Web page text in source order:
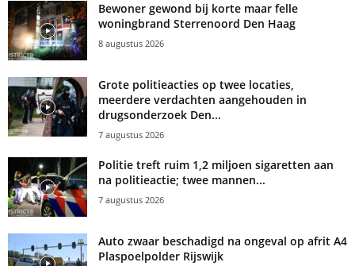
Bewoner gewond bij korte maar felle
woningbrand Sterrenoord Den Haag
8 augustus 2026
Grote politieacties op twee locaties,
meerdere verdachten aangehouden in
drugsonderzoek Den...
7 augustus 2026
Politie treft ruim 1,2 miljoen sigaretten aan
na politieactie; twee mannen...
7 augustus 2026
Auto zwaar beschadigd na ongeval op afrit A4
Plaspoelpolder Rijswijk